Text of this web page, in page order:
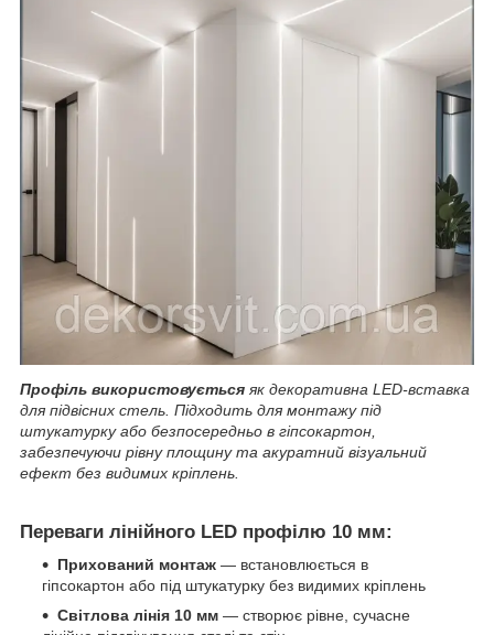
Профіль використовується як декоративна LED-вставка
для підвісних стель. Підходить для монтажу під
штукатурку або безпосередньо в гіпсокартон,
забезпечуючи рівну площину та акуратний візуальний
ефект без видимих кріплень.
Переваги лінійного LED профілю 10 мм:
Прихований монтаж — встановлюється в
гіпсокартон або під штукатурку без видимих кріплень
Світлова лінія 10 мм — створює рівне, сучасне